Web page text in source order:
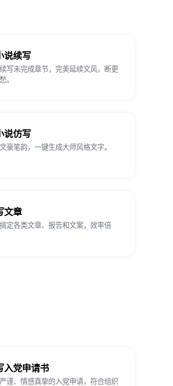
说续写
写未完成章节，完美延续文风，断更
。
说仿写
豪笔韵，一键生成大师风格文字。
文章
定各类文章、报告和文案，效率倍
入党申请书
谨、情感真挚的入党申请，符合组织